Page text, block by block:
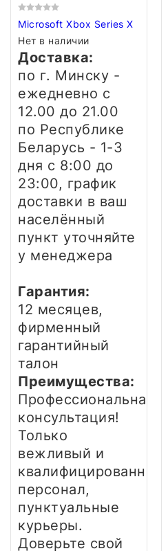
Microsoft Xbox Series X
Нет в наличии
Доставка:
по г. Минску -
ежедневно с
12.00 до 21.00
по Республике
Беларусь - 1-3
дня с 8:00 до
23:00, график
доставки в ваш
населённый
пункт уточняйте
у менеджера
Гарантия:
12 месяцев,
фирменный
гарантийный
талон
Преимущества:
Профессиональная
консультация!
Только
вежливый и
квалифицированный
персонал,
пунктуальные
курьеры.
Доверьте свой